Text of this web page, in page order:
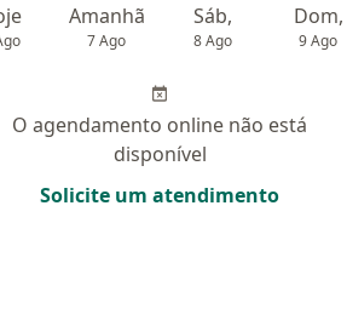
Amanhã
7 Ago
Sáb,
8 Ago
Dom,
9 Ago
O agendamento online não está
disponível
Solicite um atendimento